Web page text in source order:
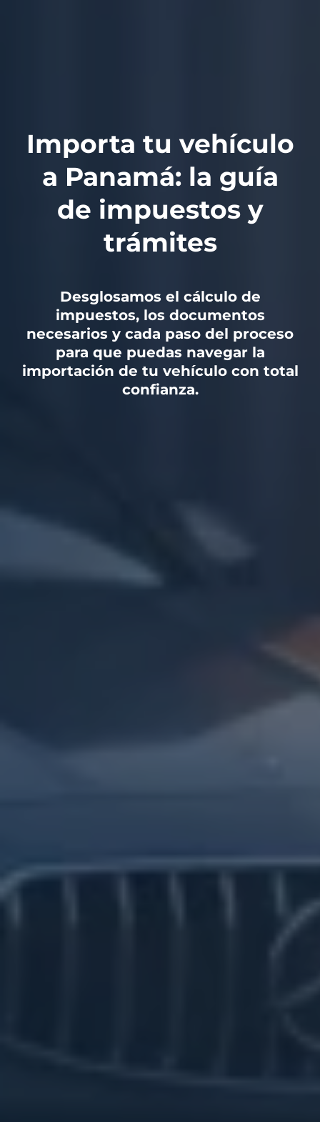
Importa tu vehículo
a Panamá: la guía
de impuestos y
trámites
Desglosamos el cálculo de
impuestos, los documentos
necesarios y cada paso del proceso
para que puedas navegar la
importación de tu vehículo con total
confianza.